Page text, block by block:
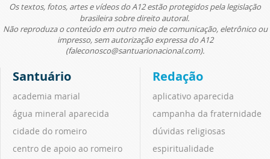
Os textos, fotos, artes e vídeos do A12 estão protegidos pela legislação
brasileira sobre direito autoral.
Não reproduza o conteúdo em outro meio de comunicação, eletrônico ou
impresso, sem autorização expressa do A12
(faleconosco@santuarionacional.com).
Santuário
academia marial
água mineral aparecida
cidade do romeiro
centro de apoio ao romeiro
Redação
aplicativo aparecida
campanha da fraternidade
dúvidas religiosas
espiritualidade